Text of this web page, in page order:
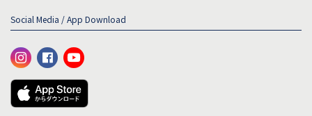
Social Media / App Download